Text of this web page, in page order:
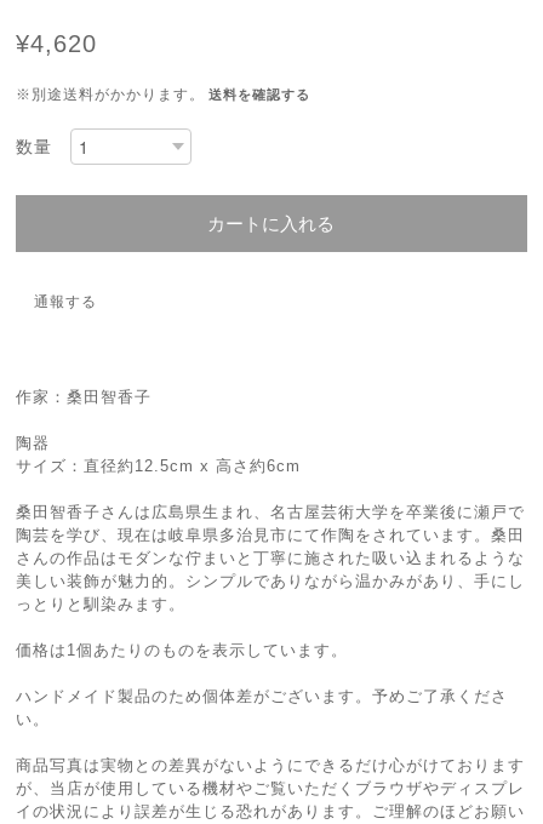
¥4,620
※別途送料がかかります。 送料を確認する
数量
カートに入れる
通報する
作家：桑田智香子
陶器
サイズ：直径約12.5cm x 高さ約6cm
桑田智香子さんは広島県生まれ、名古屋芸術大学を卒業後に瀬戸で
陶芸を学び、現在は岐阜県多治見市にて作陶をされています。桑田
さんの作品はモダンな佇まいと丁寧に施された吸い込まれるような
美しい装飾が魅力的。シンプルでありながら温かみがあり、手にし
っとりと馴染みます。
価格は1個あたりのものを表示しています。
ハンドメイド製品のため個体差がございます。予めご了承くださ
い。
商品写真は実物との差異がないようにできるだけ心がけております
が、当店が使用している機材やご覧いただくブラウザやディスプレ
イの状況により誤差が生じる恐れがあります。ご理解のほどお願い